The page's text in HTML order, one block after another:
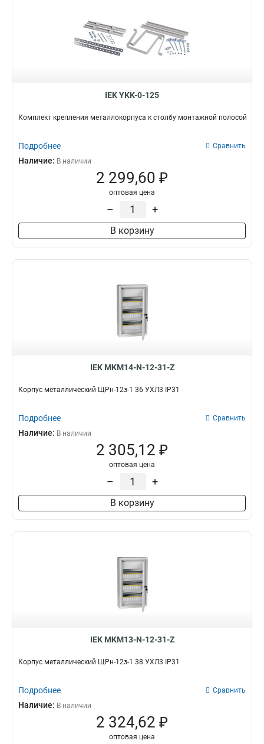
IEK YKK-0-125
Комплект крепления металлокорпуса к столбу монтажной полосой
Подробнее Сравнить
Наличие: В наличии
2 299,60 ₽
оптовая цена
– +
В корзину
IEK MKM14-N-12-31-Z
Корпус металлический ЩРн-12з-1 36 УХЛ3 IP31
Подробнее Сравнить
Наличие: В наличии
2 305,12 ₽
оптовая цена
– +
В корзину
IEK MKM13-N-12-31-Z
Корпус металлический ЩРн-12з-1 38 УХЛ3 IP31
Подробнее Сравнить
Наличие: В наличии
2 324,62 ₽
оптовая цена